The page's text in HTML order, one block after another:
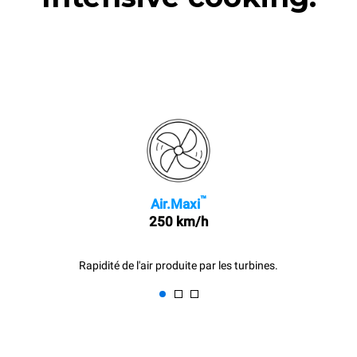
Air.Maxi™
250 km/h
Rapidité de l'air produite par les turbines.